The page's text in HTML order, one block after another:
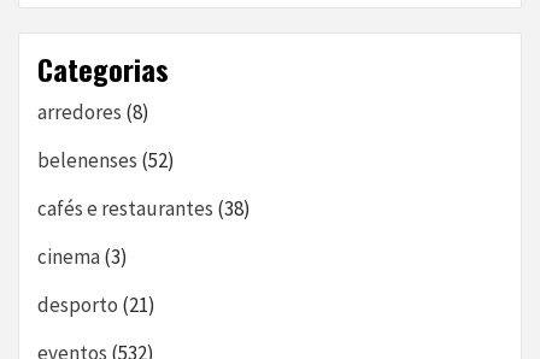
Categorias
arredores (8)
belenenses (52)
cafés e restaurantes (38)
cinema(3)
desporto (21)
eventos (532)